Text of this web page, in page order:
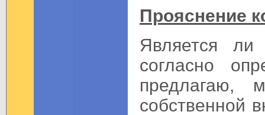
Прояснение
Является ли
согласно
предлагаю,
собственной